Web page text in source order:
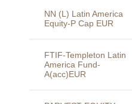
NN (L) Latin America
Equity-P Cap EUR
FTIF-Templeton Latin
America Fund-
A(acc)EUR